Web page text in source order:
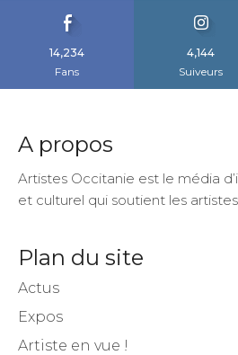
14,234
Fans
4,144
Suiveurs
A propos
Artistes Occitanie est le média
et culturel qui soutient les
Plan du site
Actus
Expos
Artiste en vue !